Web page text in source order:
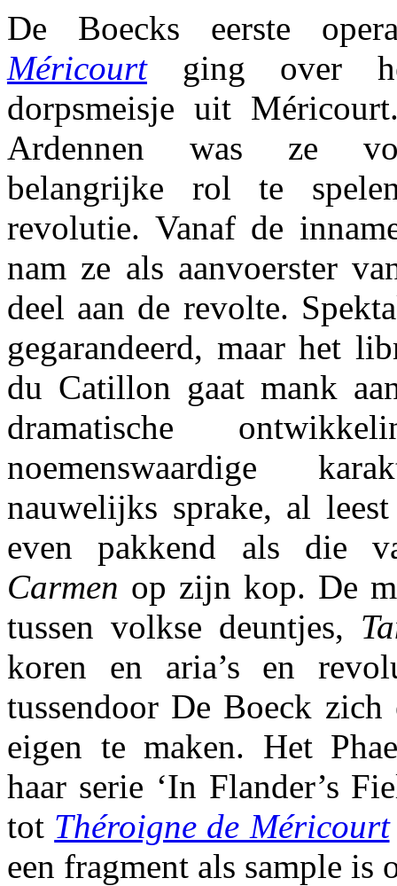
De Boecks eerste
Méricourtging over
dorpsmeisje uit
Ardennen was ze
belangrijke rol te
revolutie. Vanaf de
nam ze als aanvoerster
deel aan de revolte.
gegarandeerd, maar het
du Catillon gaat mank
dramatische
noemenswaardige
nauwelijks sprake, al
even pakkend als die
Carmen op zijn kop. De
tussen volkse deuntjes,
koren en aria’s en
tussendoor De Boeck
eigen te maken. Het
haar serie ‘In Flander’s
tot Théroigne de Méricourt
een fragment als sample is